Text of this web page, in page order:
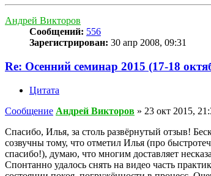
Андрей Викторов
Сообщений: 556
Зарегистрирован: 30 апр 2008, 09:31
Re: Осенний семинар 2015 (17-18
Цитата
Сообщение Андрей Викторов » 23 окт 2015,
Спасибо, Илья, за столь развёрнутый отзыв!
созвучны тому, что отметил Илья (про
спасибо!), думаю, что многим доставляет
Спонтанно удалось снять на видео часть